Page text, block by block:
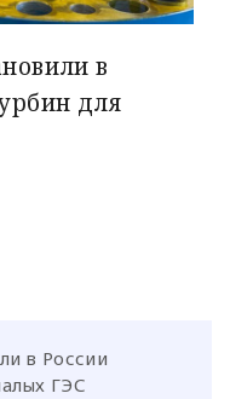
в
для
в России
ГЭС